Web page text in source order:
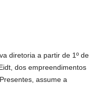
diretoria a partir de 1º de
dos empreendimentos
assume a